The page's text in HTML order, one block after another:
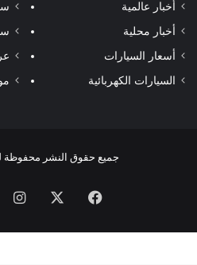
أخبار عالمية
أخبار محلية
أسعار السيارات
السيارات الكهربائية
جميع حقوق النشر محفوظة
فيسبوك